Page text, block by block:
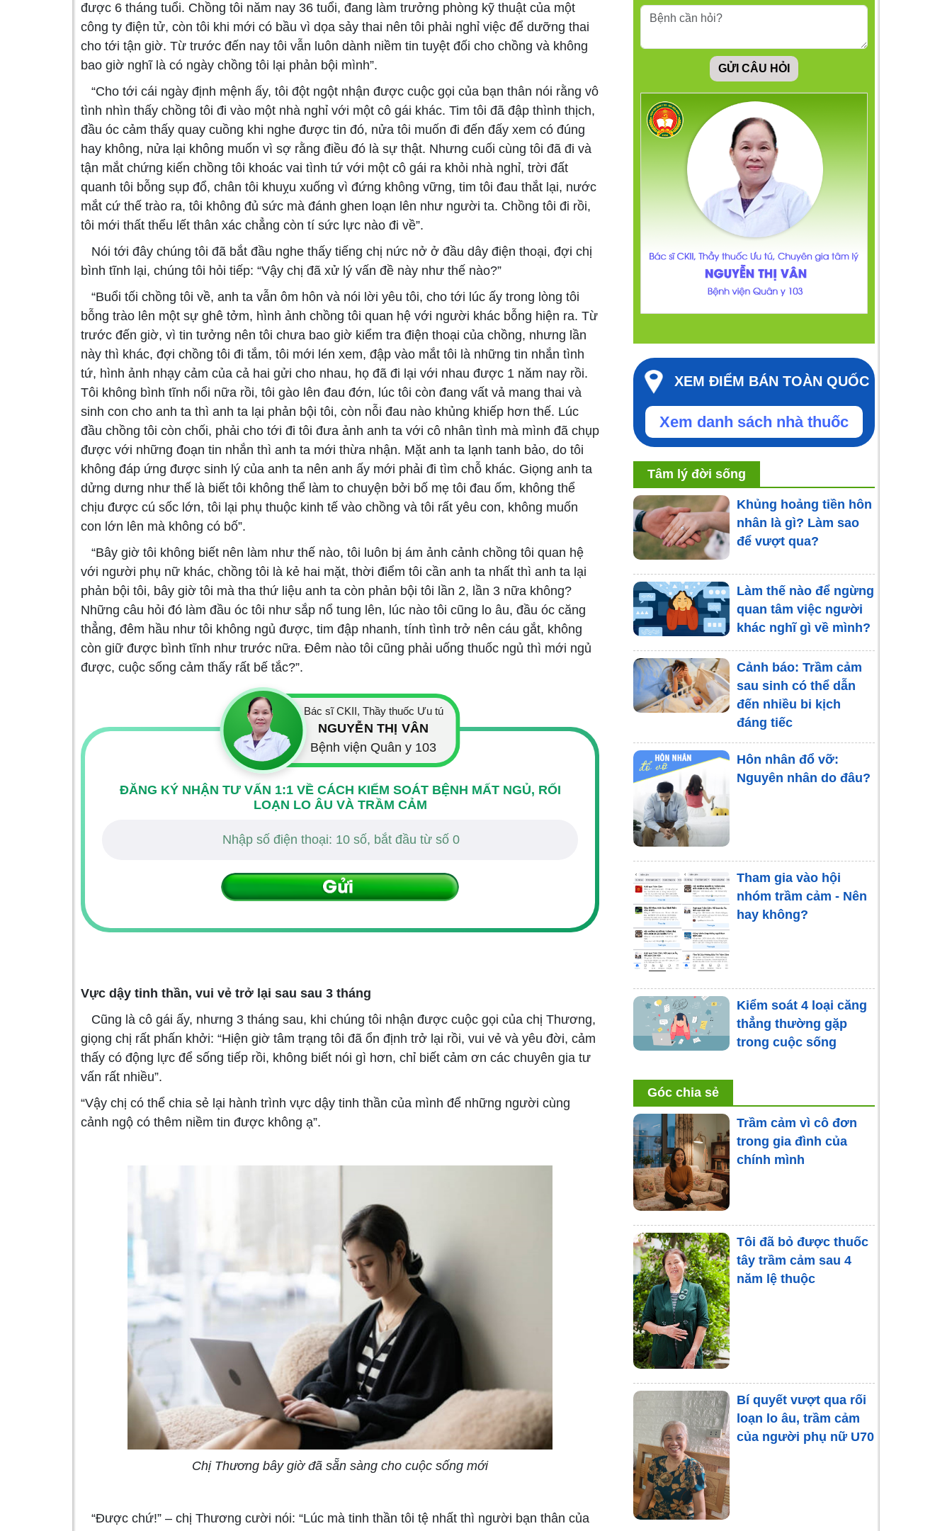
được 6 tháng tuổi. Chồng tôi năm nay 36 tuổi, đang làm trưởng phòng kỹ thuật của một
công ty điện tử, còn tôi khi mới có bầu vì dọa sảy thai nên tôi phải nghỉ việc để dưỡng thai
cho tới tận giờ. Từ trước đến nay tôi vẫn luôn dành niềm tin tuyệt đối cho chồng và không
bao giờ nghĩ là có ngày chồng tôi lại phản bội mình”.
“Cho tới cái ngày định mệnh ấy, tôi đột ngột nhận được cuộc gọi của bạn thân nói rằng vô
tình nhìn thấy chồng tôi đi vào một nhà nghỉ với một cô gái khác. Tim tôi đã đập thình thịch,
đầu óc cảm thấy quay cuồng khi nghe được tin đó, nửa tôi muốn đi đến đấy xem có đúng
hay không, nửa lại không muốn vì sợ rằng điều đó là sự thật. Nhưng cuối cùng tôi đã đi và
tận mắt chứng kiến chồng tôi khoác vai tình tứ với một cô gái ra khỏi nhà nghỉ, trời đất
quanh tôi bỗng sụp đổ, chân tôi khuỵu xuống vì đứng không vững, tim tôi đau thắt lại, nước
mắt cứ thế trào ra, tôi không đủ sức mà đánh ghen loạn lên như người ta. Chồng tôi đi rồi,
tôi mới thất thểu lết thân xác chẳng còn tí sức lực nào đi về”.
Nói tới đây chúng tôi đã bắt đầu nghe thấy tiếng chị nức nở ở đầu dây điện thoại, đợi chị
bình tĩnh lại, chúng tôi hỏi tiếp: “Vậy chị đã xử lý vấn đề này như thế nào?”
“Buổi tối chồng tôi về, anh ta vẫn ôm hôn và nói lời yêu tôi, cho tới lúc ấy trong lòng tôi
bỗng trào lên một sự ghê tởm, hình ảnh chồng tôi quan hệ với người khác bỗng hiện ra. Từ
trước đến giờ, vì tin tưởng nên tôi chưa bao giờ kiểm tra điện thoại của chồng, nhưng lần
này thì khác, đợi chồng tôi đi tắm, tôi mới lén xem, đập vào mắt tôi là những tin nhắn tình
tứ, hình ảnh nhạy cảm của cả hai gửi cho nhau, họ đã đi lại với nhau được 1 năm nay rồi.
Tôi không bình tĩnh nổi nữa rồi, tôi gào lên đau đớn, lúc tôi còn đang vất vả mang thai và
sinh con cho anh ta thì anh ta lại phản bội tôi, còn nỗi đau nào khủng khiếp hơn thế. Lúc
đầu chồng tôi còn chối, phải cho tới đi tôi đưa ảnh anh ta với cô nhân tình mà mình đã chụp
được với những đoạn tin nhắn thì anh ta mới thừa nhận. Mặt anh ta lạnh tanh bảo, do tôi
không đáp ứng được sinh lý của anh ta nên anh ấy mới phải đi tìm chỗ khác. Giọng anh ta
dửng dưng như thế là biết tôi không thể làm to chuyện bởi bố mẹ tôi đau ốm, không thể
chịu được cú sốc lớn, tôi lại phụ thuộc kinh tế vào chồng và tôi rất yêu con, không muốn
con lớn lên mà không có bố”.
“Bây giờ tôi không biết nên làm như thế nào, tôi luôn bị ám ảnh cảnh chồng tôi quan hệ
với người phụ nữ khác, chồng tôi là kẻ hai mặt, thời điểm tôi cần anh ta nhất thì anh ta lại
phản bội tôi, bây giờ tôi mà tha thứ liệu anh ta còn phản bội tôi lần 2, lần 3 nữa không?
Những câu hỏi đó làm đầu óc tôi như sắp nổ tung lên, lúc nào tôi cũng lo âu, đầu óc căng
thẳng, đêm hầu như tôi không ngủ được, tim đập nhanh, tính tình trở nên cáu gắt, không
còn giữ được bình tĩnh như trước nữa. Đêm nào tôi cũng phải uống thuốc ngủ thì mới ngủ
được, cuộc sống cảm thấy rất bế tắc?”.
Bác sĩ CKII, Thầy thuốc Ưu tú
NGUYỄN THỊ VÂN
Bệnh viện Quân y 103
ĐĂNG KÝ NHẬN TƯ VẤN 1:1 VỀ CÁCH KIỂM SOÁT BỆNH MẤT NGỦ, RỐI
LOẠN LO ÂU VÀ TRẦM CẢM
Vực dậy tinh thần, vui vẻ trở lại sau sau 3 tháng
Cũng là cô gái ấy, nhưng 3 tháng sau, khi chúng tôi nhận được cuộc gọi của chị Thương,
giọng chị rất phấn khởi: “Hiện giờ tâm trạng tôi đã ổn định trở lại rồi, vui vẻ và yêu đời, cảm
thấy có động lực để sống tiếp rồi, không biết nói gì hơn, chỉ biết cảm ơn các chuyên gia tư
vấn rất nhiều”.
“Vậy chị có thể chia sẻ lại hành trình vực dậy tinh thần của mình để những người cùng
cảnh ngộ có thêm niềm tin được không ạ”.
Chị Thương bây giờ đã sẵn sàng cho cuộc sống mới
“Được chứ!” – chị Thương cười nói: “Lúc mà tinh thần tôi tệ nhất thì người bạn thân của
hệ lụy đáng tiếc!
! Áp lực tiền bạc có
đang khiến bạn
stress, trầm cảm?
GỬI CÂU HỎI
XEM ĐIỂM BÁN TOÀN QUỐC
Xem danh sách nhà thuốc
Tâm lý đời sống
Khủng hoảng tiền hôn
nhân là gì? Làm sao
để vượt qua?
Làm thế nào để ngừng
quan tâm việc người
khác nghĩ gì về mình?
Cảnh báo: Trầm cảm
sau sinh có thể dẫn
đến nhiều bi kịch
đáng tiếc
Hôn nhân đổ vỡ:
Nguyên nhân do đâu?
Tham gia vào hội
nhóm trầm cảm - Nên
hay không?
Kiểm soát 4 loại căng
thẳng thường gặp
trong cuộc sống
nguyên nhân nào gây
ra?
Người già và nỗi lo âu
bệnh tật
Góc chia sẻ
Trầm cảm vì cô đơn
trong gia đình của
chính mình
Tôi đã bỏ được thuốc
tây trầm cảm sau 4
năm lệ thuộc
Bí quyết vượt qua rối
loạn lo âu, trầm cảm
của người phụ nữ U70